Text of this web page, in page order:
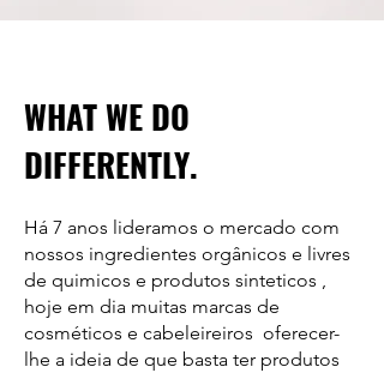
WHAT WE DO
DIFFERENTLY.
Há 7 anos lideramos o mercado com
nossos ingredientes orgânicos e livres
de quimicos e produtos sinteticos ,
hoje em dia muitas marcas de
cosméticos e cabeleireiros oferecer-
lhe a ideia de que basta ter produtos